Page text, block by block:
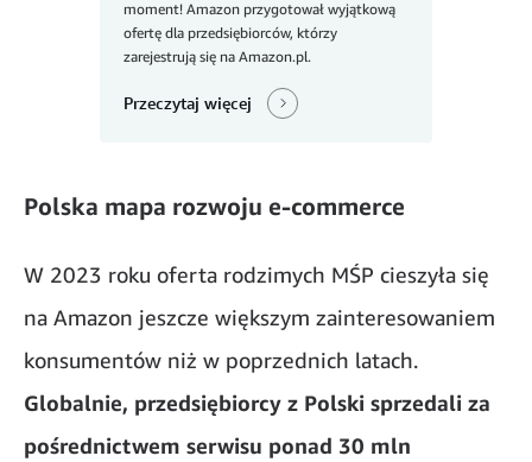
moment! Amazon przygotował wyjątkową
ofertę dla przedsiębiorców, którzy
zarejestrują się na Amazon.pl.
Przeczytaj więcej
Polska mapa rozwoju e-commerce
W 2023 roku oferta rodzimych MŚP cieszyła się
na Amazon jeszcze większym zainteresowaniem
konsumentów niż w poprzednich latach.
Globalnie, przedsiębiorcy z Polski sprzedali za
pośrednictwem serwisu ponad 30 mln